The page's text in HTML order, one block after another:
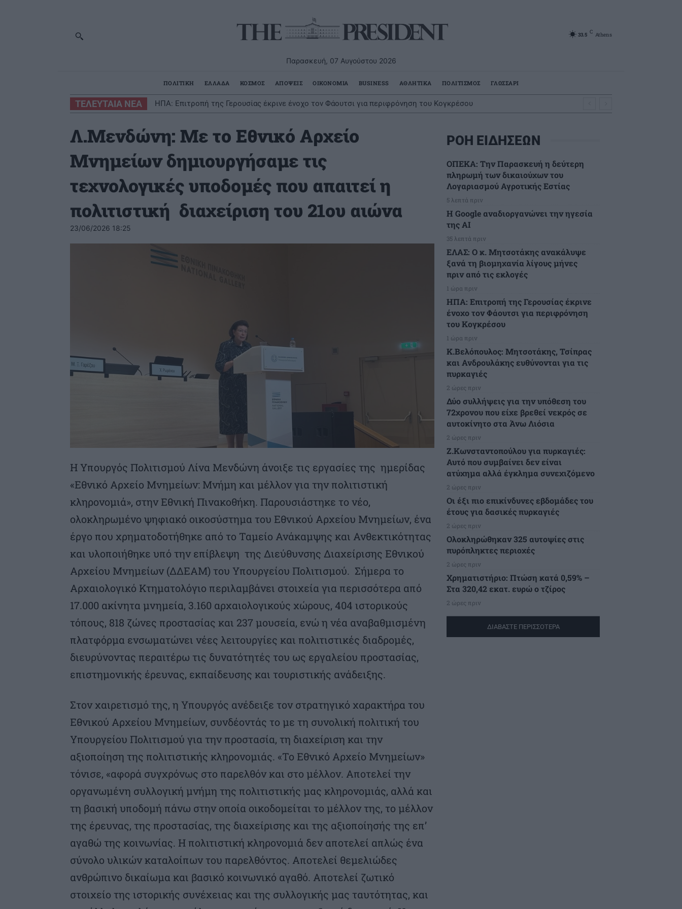
Παρασκευή, 07 Αυγούστου 2026
33.5 C Athens
ΠΟΛΙΤΙΚΗ ΕΛΛΑΔΑ ΚΟΣΜΟΣ ΑΠΟΨΕΙΣ ΟΙΚΟΝΟΜΙΑ BUSINESS ΑΘΛΗΤΙΚΑ ΠΟΛΙΤΙΣΜΟΣ ΓΛΩΣΣΑΡΙ
ΤΕΛΕΥΤΑΙΑ ΝΕΑ ΗΠΑ: Επιτροπή της Γερουσίας έκρινε ένοχο τον Φάουτσι για περιφρόνηση του Κογκρέσου
Λ.Μενδώνη: Με το Εθνικό Αρχείο
Μνημείων δημιουργήσαμε τις
τεχνολογικές υποδομές που απαιτεί η
πολιτιστική διαχείριση του 21ου αιώνα
23/06/2026 18:25
Η Υπουργός Πολιτισμού Λίνα Μενδώνη άνοιξε τις εργασίες της ημερίδας
«Εθνικό Αρχείο Μνημείων: Μνήμη και μέλλον για την πολιτιστική
κληρονομιά», στην Εθνική Πινακοθήκη. Παρουσιάστηκε το νέο,
ολοκληρωμένο ψηφιακό οικοσύστημα του Εθνικού Αρχείου Μνημείων, ένα
έργο που χρηματοδοτήθηκε από το Ταμείο Ανάκαμψης και Ανθεκτικότητας
και υλοποιήθηκε υπό την επίβλεψη της Διεύθυνσης Διαχείρισης Εθνικού
Αρχείου Μνημείων (ΔΔΕΑΜ) του Υπουργείου Πολιτισμού. Σήμερα το
Αρχαιολογικό Κτηματολόγιο περιλαμβάνει στοιχεία για περισσότερα από
17.000 ακίνητα μνημεία, 3.160 αρχαιολογικούς χώρους, 404 ιστορικούς
τόπους, 818 ζώνες προστασίας και 237 μουσεία, ενώ η νέα αναβαθμισμένη
πλατφόρμα ενσωματώνει νέες λειτουργίες και πολιτιστικές διαδρομές,
διευρύνοντας περαιτέρω τις δυνατότητές του ως εργαλείου προστασίας,
επιστημονικής έρευνας, εκπαίδευσης και τουριστικής ανάδειξης.
Στον χαιρετισμό της, η Υπουργός ανέδειξε τον στρατηγικό χαρακτήρα του
Εθνικού Αρχείου Μνημείων, συνδέοντάς το με τη συνολική πολιτική του
Υπουργείου Πολιτισμού για την προστασία, τη διαχείριση και την
αξιοποίηση της πολιτιστικής κληρονομιάς. «Το Εθνικό Αρχείο Μνημείων»
τόνισε, «αφορά συγχρόνως στο παρελθόν και στο μέλλον. Αποτελεί την
οργανωμένη συλλογική μνήμη της πολιτιστικής μας κληρονομιάς, αλλά και
τη βασική υποδομή πάνω στην οποία οικοδομείται το μέλλον της, το μέλλον
της έρευνας, της προστασίας, της διαχείρισης και της αξιοποίησής της επ’
αγαθώ της κοινωνίας. Η πολιτιστική κληρονομιά δεν αποτελεί απλώς ένα
σύνολο υλικών καταλοίπων του παρελθόντος. Αποτελεί θεμελιώδες
ανθρώπινο δικαίωμα και βασικό κοινωνικό αγαθό. Αποτελεί ζωτικό
στοιχείο της ιστορικής συνέχειας και της συλλογικής μας ταυτότητας, και
ΡΟΗ ΕΙΔΗΣΕΩΝ
ΟΠΕΚΑ: Την Παρασκευή η δεύτερη
πληρωμή των δικαιούχων του
Λογαριασμού Αγροτικής Εστίας
5 λεπτά πριν
H Google αναδιοργανώνει την ηγεσία
της AI
35 λεπτά πριν
ΕΛΑΣ: Ο κ. Μητσοτάκης ανακάλυψε
ξανά τη βιομηχανία λίγους μήνες
πριν από τις εκλογές
1 ώρα πριν
ΗΠΑ: Επιτροπή της Γερουσίας έκρινε
ένοχο τον Φάουτσι για περιφρόνηση
του Κογκρέσου
1 ώρα πριν
K.Βελόπουλος: Μητσοτάκης, Τσίπρας
και Ανδρουλάκης ευθύνονται για τις
πυρκαγιές
2 ώρες πριν
Δύο συλλήψεις για την υπόθεση του
72χρονου που είχε βρεθεί νεκρός σε
αυτοκίνητο στα Άνω Λιόσια
2 ώρες πριν
Ζ.Κωνσταντοπούλου για πυρκαγιές:
Αυτό που συμβαίνει δεν είναι
ατύχημα αλλά έγκλημα συνεχιζόμενο
2 ώρες πριν
Οι έξι πιο επικίνδυνες εβδομάδες του
έτους για δασικές πυρκαγιές
2 ώρες πριν
Ολοκληρώθηκαν 325 αυτοψίες στις
πυρόπληκτες περιοχές
2 ώρες πριν
Χρηματιστήριο: Πτώση κατά 0,59% –
Στα 320,42 εκατ. ευρώ ο τζίρος
2 ώρες πριν
ΔΙΑΒΑΣΤΕ ΠΕΡΙΣΣΟΤΕΡΑ